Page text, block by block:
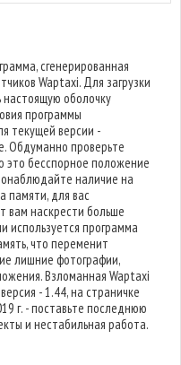
сгенерированная
Waptaxi. Для загрузки
оболочку
программы
текущей версии -
Обдуманно проверьте
это бесспорное положение
наличие на
памяти, для вас
вам наскрести больше
используется программа
что переменит
лишние фотографии,
Взломанная Waptaxi
- 1.44, на страничке
г. - поставьте последнюю
и нестабильная работа.